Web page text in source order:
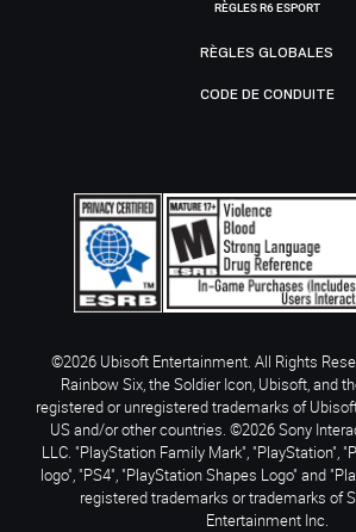
RÈGLES R6 ESPORT
RÈGLES GLOBALES
CODE DE CONDUITE
©2026 Ubisoft Entertainment. All Rights
Rainbow Six, the Soldier Icon, Ubisoft, and
registered or unregistered trademarks of
US and/or other countries. ©2026 Sony
LLC. "PlayStation Family Mark", "PlayStation",
logo", "PS4", "PlayStation Shapes Logo" and
registered trademarks or trademarks of
Entertainment Inc.